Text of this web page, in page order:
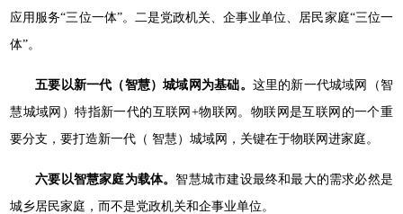
应用服务“三位一体”。二是党政机关、企事业单位、居民家庭“三位一
体”。
五要以新一代（智慧）城域网为基础。 这里的新一代城域网（智
慧城域网）特指新一代的互联网+物联网。物联网是互联网的一个重
要分支，要打造新一代（ 智慧）城域网，关键在于物联网进家庭。
六要以智慧家庭为载体。智慧城市建设最终和最大的需求必然是
城乡居民家庭，而不是党政机关和企事业单位。